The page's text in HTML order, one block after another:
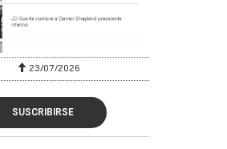
23/07/2026
SUSCRIBIRSE